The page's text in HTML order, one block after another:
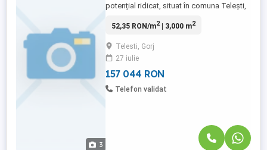
3
potențial ridicat, situat în comuna Telești,
imediata apropiere a Primăriei, beneficiind
Suprafață totală: 3.000 mp ✔ 1.200 mp
teren intravilan ✔ 1.800 mp teren extravilan
...
52,35 RON/m2| 3,000 m2
Telesti, Gorj
27 iulie
157 044 RON
Telefon validat